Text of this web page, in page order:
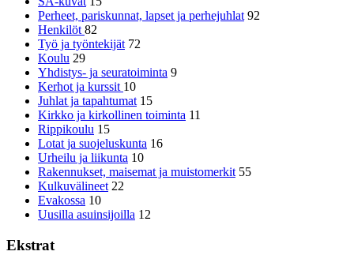
Perheet, pariskunnat, lapset ja perhejuhlat 92
Henkilöt82
Työ ja työntekijät 72
Koulu 29
Yhdistys- ja seuratoiminta 9
Kerhot ja kurssit 10
Juhlat ja tapahtumat 15
Kirkko ja kirkollinen toiminta 11
Rippikoulu 15
Lotat ja suojeluskunta 16
Urheilu ja liikunta 10
Rakennukset, maisemat ja muistomerkit 55
Kulkuvälineet 22
Evakossa 10
Uusilla asuinsijoilla 12
Ekstrat